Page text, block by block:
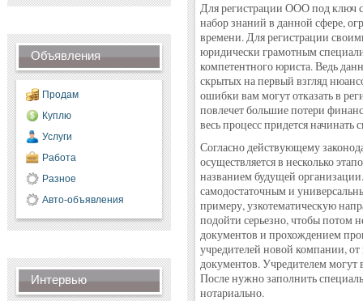
Объявления
Продам
Куплю
Услуги
Работа
Разное
Авто-объявления
Интервью
Для регистрации ООО под ключ
набор знаний в данной сфере,
времени. Для регистрации
юридически грамотным
компетентного юриста. Ведь
скрытых на первый взгляд
ошибки вам могут отказать в
повлечет большие потери
весь процесс придется начинать
Согласно действующему
осуществляется в несколько
названием будущей
самодостаточным и
примеру, узкотематическую
подойти серьезно, чтобы потом
документов и прохождением
учредителей новой компании, от
документов. Учредителем могут
После нужно заполнить
нотариально.